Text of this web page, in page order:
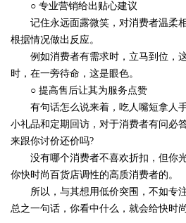
○ 专业营销给出贴心建议
记住永远面露微笑，对消费者温柔
根据情况做出反应。
例如消费者有需求时，立马到位，
时，在一旁待命，这是眼色。
○ 提高售后让其为服务点赞
有句话怎么说来着，吃人嘴短拿人
小礼品和定期回访，对于消费者有问必
来跟你讨价还价吗?
没有哪个消费者不喜欢折扣，但你
你快时尚百货店调性的高质消费者的。
所以，与其想用低价突围，不如专注
总之一句话，你看中什么，就会给快时